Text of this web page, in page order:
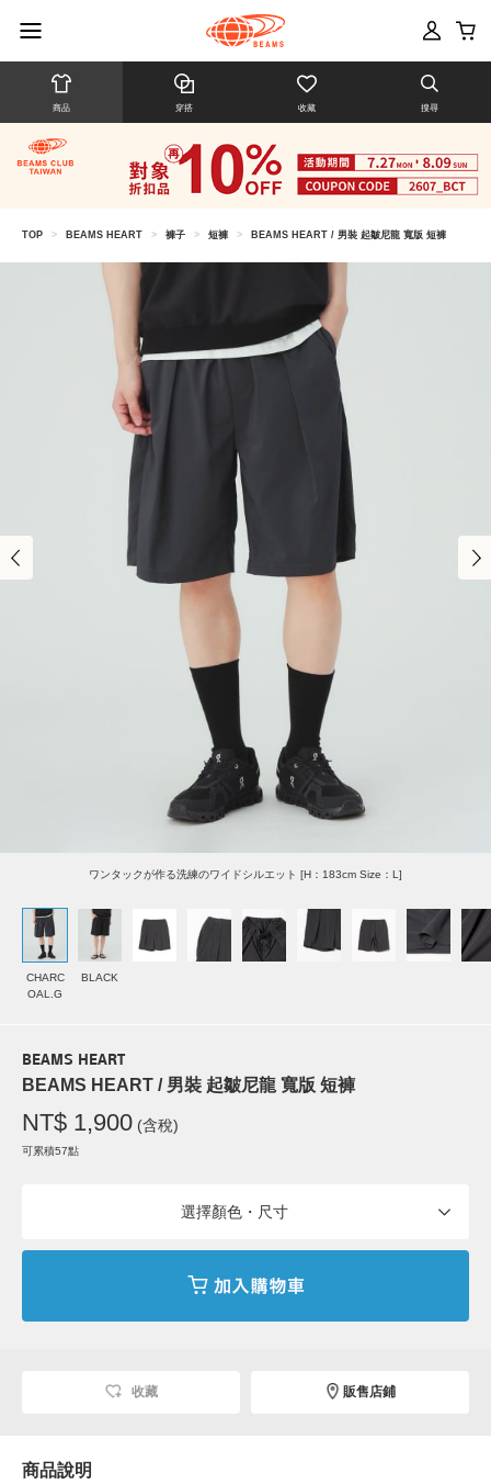
商品 穿搭 收藏 搜尋
TOP > BEAMS HEART > 褲子 > 短褲 > BEAMS HEART / 男裝 起皺尼龍 寬版 短褲
ワンタックが作る洗練のワイドシルエット [H：183cm Size：L]
CHARC
OAL.G
BLACK
BEAMS HEART
BEAMS HEART / 男裝 起皺尼龍 寬版 短褲
NT$ 1,900 (含稅)
可累積57點
選擇顏色・尺寸
收藏 販售店鋪
商品說明